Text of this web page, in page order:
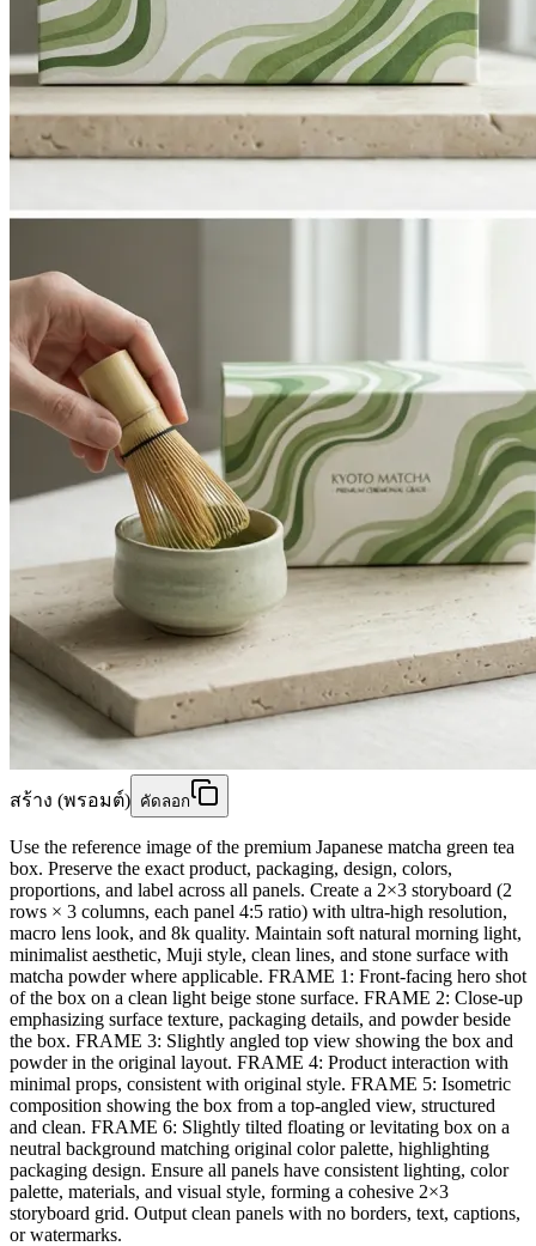
สร้าง (พรอมต์) คัดลอก
Use the reference image of the premium Japanese matcha green tea
box. Preserve the exact product, packaging, design, colors,
proportions, and label across all panels. Create a 2×3 storyboard (2
rows × 3 columns, each panel 4:5 ratio) with ultra-high resolution,
macro lens look, and 8k quality. Maintain soft natural morning light,
minimalist aesthetic, Muji style, clean lines, and stone surface with
matcha powder where applicable. FRAME 1: Front-facing hero shot
of the box on a clean light beige stone surface. FRAME 2: Close-up
emphasizing surface texture, packaging details, and powder beside
the box. FRAME 3: Slightly angled top view showing the box and
powder in the original layout. FRAME 4: Product interaction with
minimal props, consistent with original style. FRAME 5: Isometric
composition showing the box from a top-angled view, structured
and clean. FRAME 6: Slightly tilted floating or levitating box on a
neutral background matching original color palette, highlighting
packaging design. Ensure all panels have consistent lighting, color
palette, materials, and visual style, forming a cohesive 2×3
storyboard grid. Output clean panels with no borders, text, captions,
or watermarks.